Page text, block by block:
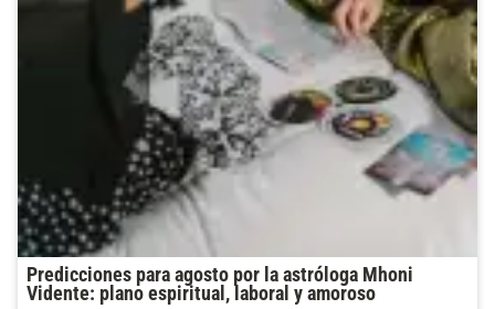
Predicciones para agosto por la astróloga Mhoni
Vidente: plano espiritual, laboral y amoroso